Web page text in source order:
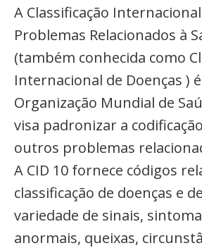
A Classificação
Problemas Relacionados à
(também conhecida como
Internacional de Doenças )
Organização Mundial de
visa padronizar a
outros problemas
A CID 10 fornece códigos
classificação de doenças e
variedade de sinais,
anormais, queixas,